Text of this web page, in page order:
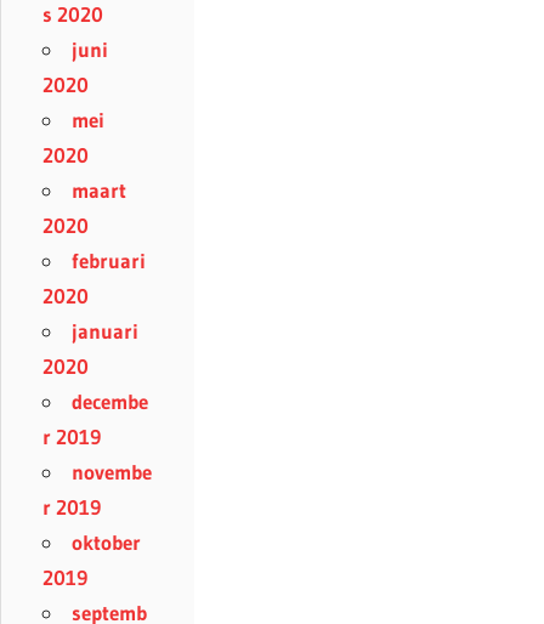
s 2020
juni
2020
mei
2020
maart
2020
februari
2020
januari
2020
decembe
r 2019
novembe
r 2019
oktober
2019
septemb